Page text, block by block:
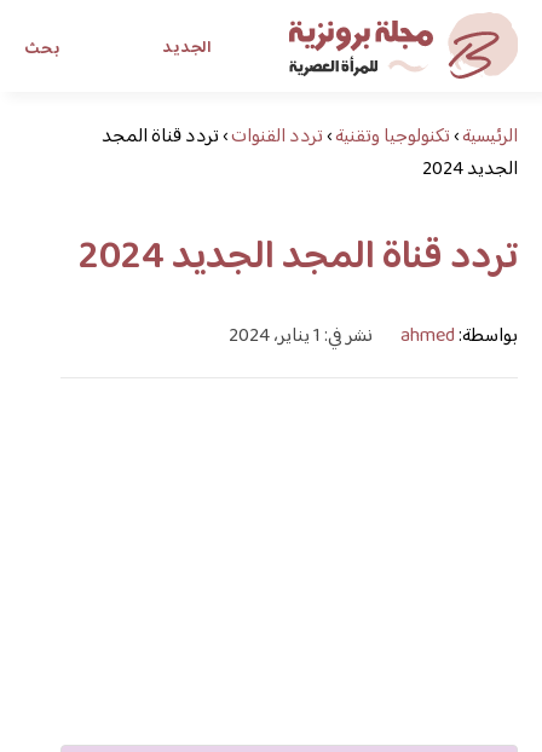
بحث الجديد
مجلة برونزية للفتاة العصريةالرئيسية›تكنولوجيا وتقنية›تردد القنوات›تردد قناة المجد
الجديد 2024
تردد قناة المجد الجديد 2024
بواسطة:ahmed نشر في: 1 يناير، 2024